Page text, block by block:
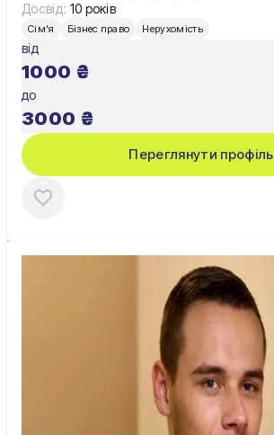
Досвід: 10 років
Сім'я Бізнес право Нерухомість
від
1000 ₴
до
3000 ₴
Переглянути профіль